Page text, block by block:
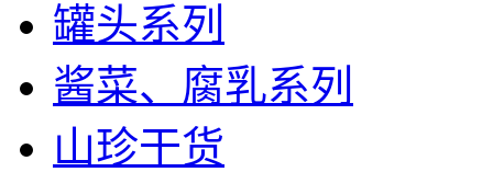
罐头系列
酱菜、腐乳系列
山珍干货